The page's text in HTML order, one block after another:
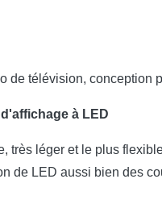
de télévision,
à LED
très léger et le plus
de LED aussi bien des